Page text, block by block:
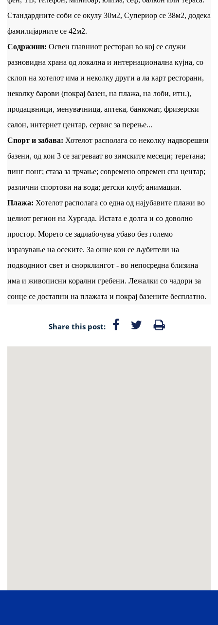
Стандардните соби се окулу 30м2, Супериор се 38м2, додека
фамилијарните се 42м2.
Содржини: Освен главниот ресторан во кој се служи
разновидна храна од локална и интернационална кујна, со
склоп на хотелот има и неколку други а ла карт ресторани,
неколку барови (покрај базен, на плажа, на лоби, итн.),
продацвници, менувачница, аптека, банкомат, фризерски
салон, интернет центар, сервис за перење...
Спорт и забава: Хотелот располага со неколку надворешни
базени, од кои 3 се загреваат во зимските месеци; теретана;
пинг понг; стаза за трчање; современо опремен спа центар;
различни спортови на вода; детски клуб; анимации.
Плажа: Хотелот располага со една од најубавите плажи во
целиот регион на Хургада. Истата е долга и со доволно
простор. Морето се задлабочува убаво без големо
изразување на осеките. За оние кои се љубители на
подводниот свет и снорклингот - во непосредна близина
има и живописни корални гребени. Лежалки со чадори за
сонце се достапни на плажата и покрај базените бесплатно.
Share this post: